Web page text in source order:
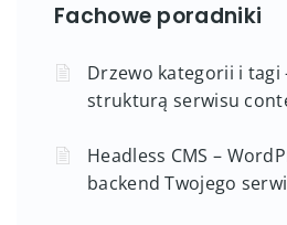
Fachowe poradniki
Drzewo kategorii i tagi
strukturą serwisu
Headless CMS –
backend Twojego